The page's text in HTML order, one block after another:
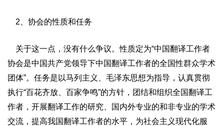
2、协会的性质和任务
关于这一点，没有什么争议。性质定为“中国翻译工作者
协会是中国共产党领导下中国翻译工作者的全国性群众学术
团体”。任务是以马列主义、毛泽东思想为指导，认真贯彻
执行“百花齐放、百家争鸣”的方针，团结和组织全国翻译工
作者，开展翻译工作的研究、国内外专业的和非专业的学术
交流，提高我国翻译工作者的水平，为社会主义现代化服